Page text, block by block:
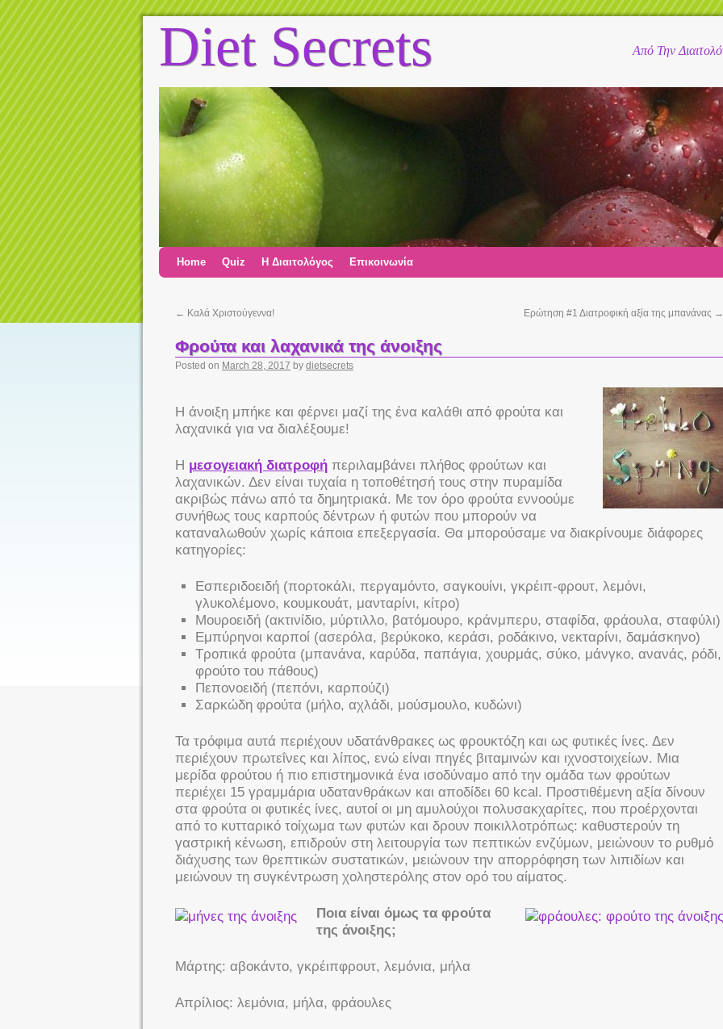
Diet Secrets Από Την
Home Quiz Η Διαιτολόγος Επικοινωνία
← Καλά Χριστούγεννα! Ερώτηση #1 Διατροφική αξία της μπανάνας →
Φρούτα και λαχανικά της άνοιξης
Posted on March 28, 2017 by dietsecrets
Η άνοιξη μπήκε και φέρνει μαζί της ένα καλάθι από φρούτα και
λαχανικά για να διαλέξουμε!
Η μεσογειακή διατροφή περιλαμβάνει πλήθος φρούτων και
λαχανικών. Δεν είναι τυχαία η τοποθέτησή τους στην πυραμίδα
ακριβώς πάνω από τα δημητριακά. Με τον όρο φρούτα εννοούμε
συνήθως τους καρπούς δέντρων ή φυτών που μπορούν να
καταναλωθούν χωρίς κάποια επεξεργασία. Θα μπορούσαμε να διακρίνουμε διάφορες
κατηγορίες:
Εσπεριδοειδή (πορτοκάλι, περγαμόντο, σαγκουίνι, γκρέιπ-φρουτ, λεμόνι,
γλυκολέμονο, κουμκουάτ, μανταρίνι, κίτρο)
Μουροειδή (ακτινίδιο, μύρτιλλο, βατόμουρο, κράνμπερυ, σταφίδα, φράουλα, σταφύλι)
Εμπύρηνοι καρποί (ασερόλα, βερύκοκο, κεράσι, ροδάκινο, νεκταρίνι, δαμάσκηνο)
Τροπικά φρούτα (μπανάνα, καρύδα, παπάγια, χουρμάς, σύκο, μάνγκο, ανανάς, ρόδι,
φρούτο του πάθους)
Πεπονοειδή (πεπόνι, καρπούζι)
Σαρκώδη φρούτα (μήλο, αχλάδι, μούσμουλο, κυδώνι)
Τα τρόφιμα αυτά περιέχουν υδατάνθρακες ως φρουκτόζη και ως φυτικές ίνες. Δεν
περιέχουν πρωτεΐνες και λίπος, ενώ είναι πηγές βιταμινών και ιχνοστοιχείων. Μια
μερίδα φρούτου ή πιο επιστημονικά ένα ισοδύναμο από την ομάδα των φρούτων
περιέχει 15 γραμμάρια υδατανθράκων και αποδίδει 60 kcal. Προστιθέμενη αξία δίνουν
στα φρούτα οι φυτικές ίνες, αυτοί οι μη αμυλούχοι πολυσακχαρίτες, που προέρχονται
από το κυτταρικό τοίχωμα των φυτών και δρουν ποικιλλοτρόπως: καθυστερούν τη
γαστρική κένωση, επιδρούν στη λειτουργία των πεπτικών ενζύμων, μειώνουν το ρυθμό
διάχυσης των θρεπτικών συστατικών, μειώνουν την απορρόφηση των λιπιδίων και
μειώνουν τη συγκέντρωση χοληστερόλης στον ορό του αίματος.
Ποια είναι όμως τα φρούτα
της άνοιξης;
Μάρτης: αβοκάντο, γκρέιπφρουτ, λεμόνια, μήλα
Απρίλιος: λεμόνια, μήλα, φράουλες